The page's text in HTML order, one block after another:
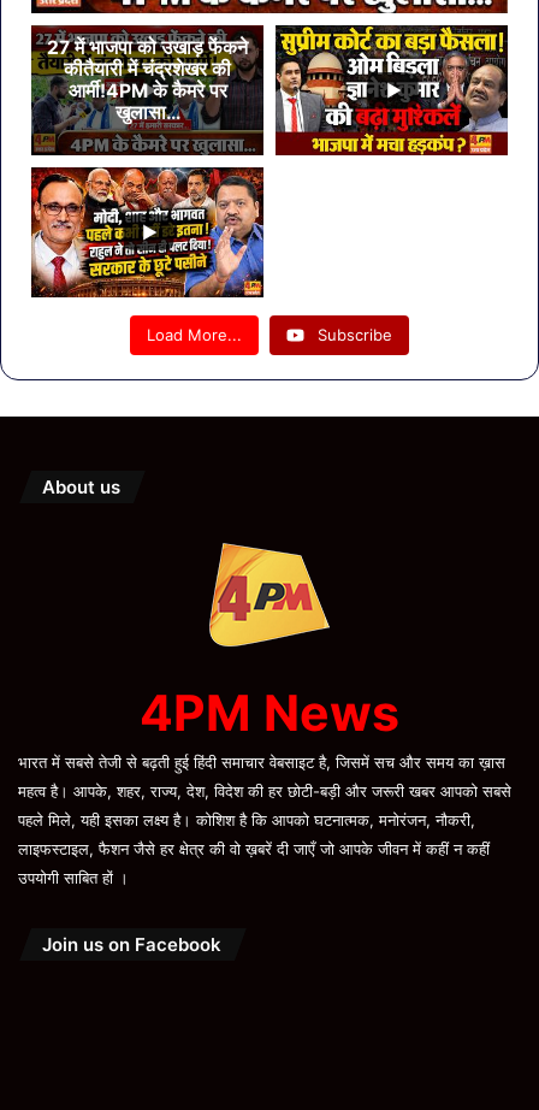
27 में भाजपा को उखाड़ फेंकने
कीतैयारी में चंद्रशेखर की
आर्मी!4PM के कैमरे पर
खुलासा…
Load More... Subscribe
About us
4PM News
भारत में सबसे तेजी से बढ़ती हुई हिंदी समाचार वेबसाइट है, जिसमें सच और समय का ख़ास
महत्व है। आपके, शहर, राज्य, देश, विदेश की हर छोटी-बड़ी और जरूरी खबर आपको सबसे
पहले मिले, यही इसका लक्ष्य है। कोशिश है कि आपको घटनात्मक, मनोरंजन, नौकरी,
लाइफस्टाइल, फैशन जैसे हर क्षेत्र की वो ख़बरें दी जाएँ जो आपके जीवन में कहीं न कहीं
उपयोगी साबित हों ।
Join us on Facebook